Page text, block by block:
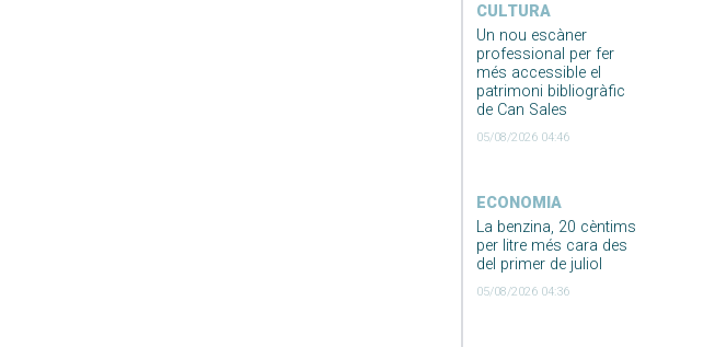
CULTURA
Un nou escàner
professional per fer
més accessible el
patrimoni bibliogràfic
de Can Sales
05/08/2026 04:46
ECONOMIA
La benzina, 20 cèntims
per litre més cara des
del primer de juliol
05/08/2026 04:36